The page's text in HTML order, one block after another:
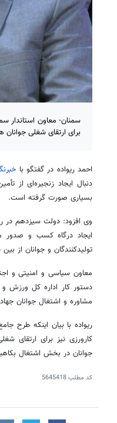
سمنان- معاون استاندار
برای ارتقای شغلی
احمدریواده در گفتگو با
دنبال ایجاد زنجیره‌ای از
بسیاری صورت گرفته است.
وی افزود: دولت سیزدهم در
ایجاد درگاه کسب و صدور
تولیدکنندگان و جوانان از
معاون سیاسی و امنیتی و
دستور کار اداره کل ورزش و
مشاوره و اشتغال جوانان
ریواده با بیان اینکه طرح
کارورزی نیز برای ارتقای
جوانان در بخش اشتغال
کد مطلب5645418